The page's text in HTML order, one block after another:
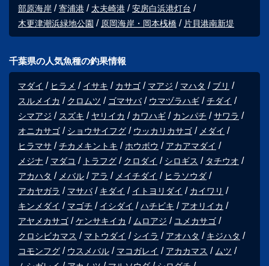
部原海岸
寄浦港 太夫崎港
安房白浜港灯台
木更津潮浜緑地公園
原岡海岸・岡本桟橋 片貝港南新堤
千葉県の人気魚種の釣果情報
マダイ ヒラメ イサキ カサゴ マアジ マハタ
ブリ
スルメイカ
クロムツ ゴマサバ ウマヅラハギ
チダイ
シマアジ
スズキ ヤリイカ カワハギ カンパチ
サワラ
オニカサゴ
ショウサイフグ ウッカリカサゴ
メダイ
ヒラマサ
チカメキントキ ホウボウ
アカアマダイ
メジナ
マダコ トラフグ クロダイ シロギス
タチウオ
アカハタ
メバル アラ メイチダイ
ヒラソウダ
アカヤガラ
マサバ キダイ イトヨリダイ
カイワリ
キンメダイ
マゴチ イシダイ ハチビキ
アオリイカ
アヤメカサゴ
ケンサキイカ ムロアジ
ユメカサゴ
クロシビカマス
マトウダイ シイラ アオハタ
キジハタ
コモンフグ
ウスメバル マコガレイ アカカマス
ムツ